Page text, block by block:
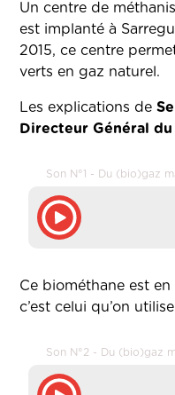
Un centre de
est implanté à
2015, ce centre
verts en gaz naturel.
Les explications de
Directeur Général du
Son N°1 - Du (bio)gaz
Ce biométhane est
c’est celui qu’on
Son N°2 - Du (bio)gaz